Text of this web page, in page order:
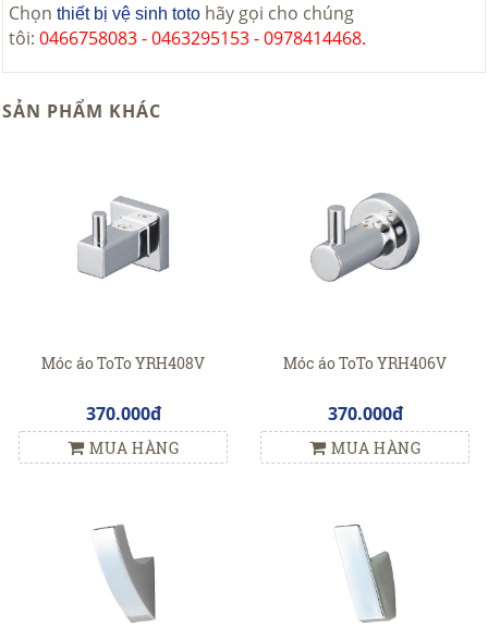
Chọn thiết bị vệ sinh toto hãy gọi cho chúng
tôi: 0466758083 - 0463295153 - 0978414468.
SẢN PHẨM KHÁC
Móc áo ToTo YRH408V
370.000đ
MUA HÀNG
Móc áo ToTo YRH406V
370.000đ
MUA HÀNG